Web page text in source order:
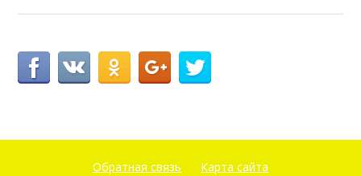
Обратная связь Карта сайта